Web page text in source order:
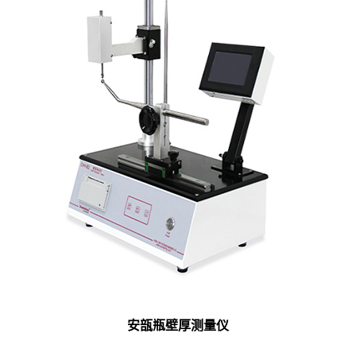
安瓿瓶壁厚测量仪